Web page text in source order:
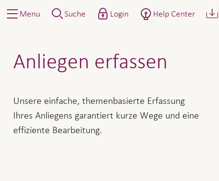
Menu Suche Login Help Center
Anliegen erfassen
Unsere einfache, themenbasierte Erfassung
Ihres Anliegens garantiert kurze Wege und eine
effiziente Bearbeitung.